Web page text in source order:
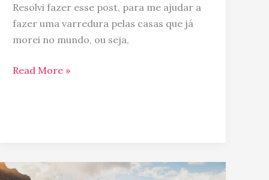
Resolvi fazer esse post, para me ajudar a
fazer uma varredura pelas casas que já
morei no mundo, ou seja,
Read More »
Canadá: